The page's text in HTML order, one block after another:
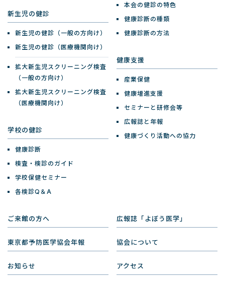
新生児の健診
新生児の健診（一般の方向け）
新生児の健診（医療機関向け）
拡大新生児スクリーニング検査
（一般の方向け）
拡大新生児スクリーニング検査
（医療機関向け）
学校の健診
健康診断
検査・検診のガイド
学校保健セミナー
各検診Q＆A
本会の健診の特色
健康診断の種類
健康診断の方法
健康支援
産業保健
健康増進支援
セミナーと研修会等
広報誌と年報
健康づくり活動への協力
ご来館の方へ 広報誌「よぼう医学」
東京都予防医学協会年報 協会について
お知らせ アクセス